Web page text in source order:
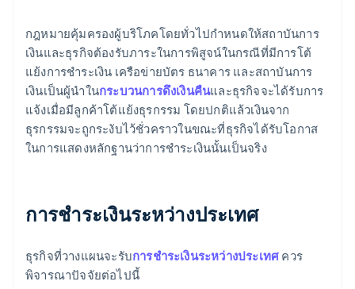
กฎหมายคุ้มครองผู้บริโภคโดยทั่วไปกำหนดให้สถาบันการ
เงินและธุรกิจต้องรับภาระในการพิสูจน์ในกรณีที่มีการโต้
แย้งการชำระเงิน เครือข่ายบัตร ธนาคาร และสถาบันการ
เงินเป็นผู้นำในกระบวนการดึงเงินคืนและธุรกิจจะได้รับการ
แจ้งเมื่อมีลูกค้าโต้แย้งธุรกรรม โดยปกติแล้วเงินจาก
ธุรกรรมจะถูกระงับไว้ชั่วคราวในขณะที่ธุรกิจได้รับโอกาส
ในการแสดงหลักฐานว่าการชำระเงินนั้นเป็นจริง
การชําระเงินระหว่างประเทศ
ธุรกิจที่วางแผนจะรับการชำระเงินระหว่างประเทศ ควร
พิจารณาปัจจัยต่อไปนี้